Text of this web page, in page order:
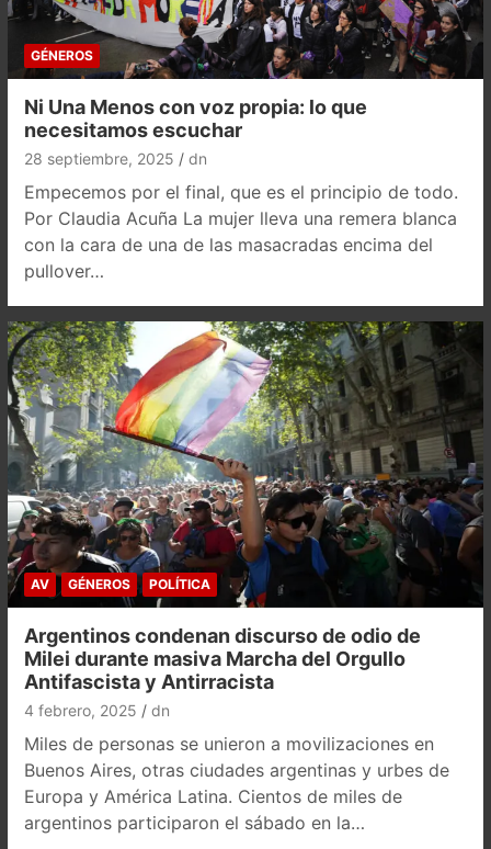
GÉNEROS
Ni Una Menos con voz propia: lo que
necesitamos escuchar
28 septiembre, 2025 dn
Empecemos por el final, que es el principio de todo.
Por Claudia Acuña La mujer lleva una remera blanca
con la cara de una de las masacradas encima del
pullover…
AV GÉNEROS POLÍTICA
Argentinos condenan discurso de odio de
Milei durante masiva Marcha del Orgullo
Antifascista y Antirracista
4 febrero, 2025 dn
Miles de personas se unieron a movilizaciones en
Buenos Aires, otras ciudades argentinas y urbes de
Europa y América Latina. Cientos de miles de
argentinos participaron el sábado en la…